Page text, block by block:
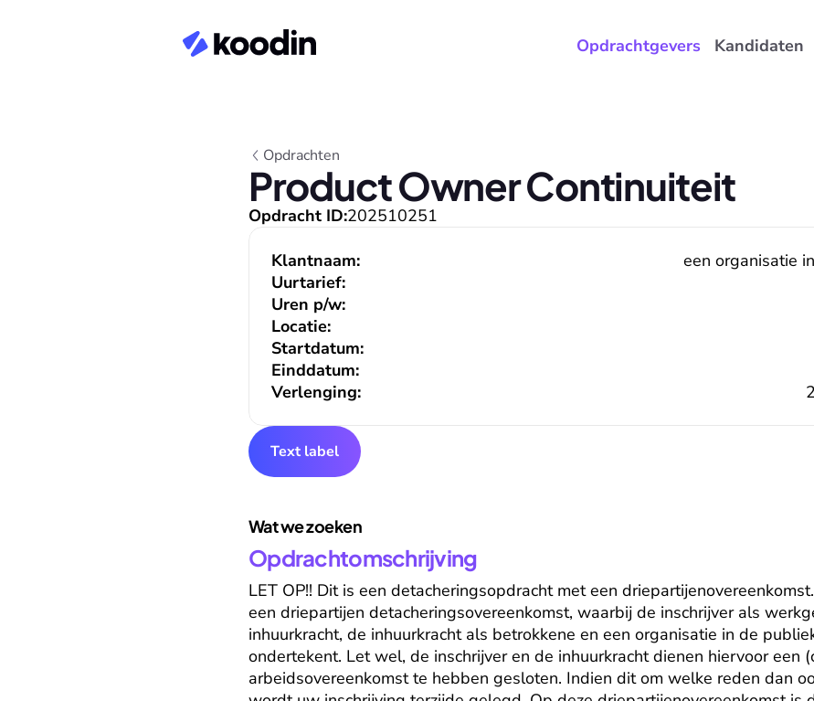
Opdrachtgevers Kandidaten
Opdrachten
Product Owner Continuiteit
Opdracht ID:202510251
Startdatum:
Einddatum:
Verlenging:
Klantnaam:
een organisatie
Uurtarief:
Uren p/w:
Locatie:
Text label
Wat we zoeken
Opdrachtomschrijving
LET OP!! Dit is een detacheringsopdracht met een
een driepartijen detacheringsovereenkomst, waarbij de inschrijver als
inhuurkracht, de inhuurkracht als betrokkene en een organisatie in de
ondertekent. Let wel, de inschrijver en de inhuurkracht dienen hiervoor een
arbeidsovereenkomst te hebben gesloten. Indien dit om welke reden dan